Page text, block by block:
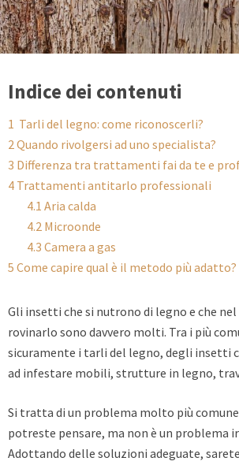
Indice dei contenuti
1 Tarli del legno: come riconoscerli?
2Quando rivolgersi ad uno specialista?
3 Differenza tra trattamenti fai da te e
4 Trattamenti antitarlo professionali
4.1 Aria calda
4.2 Microonde
4.3 Camera a gas
5 Come capire qual è il metodo più adatto?
Gli insetti che si nutrono di legno e che
rovinarlo sono davvero molti. Tra i più
sicuramente i tarli del legno, degli insetti
ad infestare mobili, strutture in legno,
Si tratta di un problema molto più
potreste pensare, ma non è un problema
Adottando delle soluzioni adeguate,